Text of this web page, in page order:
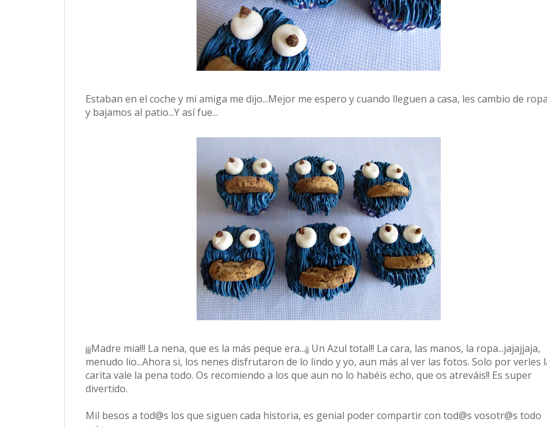
Estaban en el coche y mi amiga me dijo...Mejor me espero y cuando lleguen a casa, les cambio de
y bajamos al patio...Y así fue...
¡¡¡Madre mia!!! La nena, que es la más peque era...¡¡ Un Azul total!! La cara, las manos, la ropa...jajajjaja,
menudo lio...Ahora si, los nenes disfrutaron de lo lindo y yo, aun más al ver las fotos. Solo por verles
carita vale la pena todo. Os recomiendo a los que aun no lo habéis echo, que os atreváis!! Es super
divertido.
Mil besos a tod@s los que siguen cada historia, es genial poder compartir con tod@s vosotr@s todo